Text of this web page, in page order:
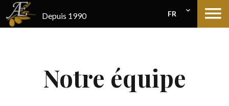
Depuis 1990 FR
Notre équipe